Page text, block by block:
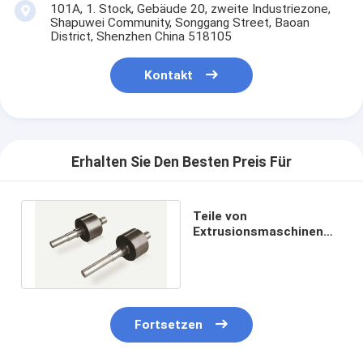
101A, 1. Stock, Gebäude 20, zweite Industriezone,
Shapuwei Community, Songgang Street, Baoan
District, Shenzhen China 518105
Kontakt
Erhalten Sie Den Besten Preis Für
Teile von
Extrusionsmaschinen
Fortsetzen